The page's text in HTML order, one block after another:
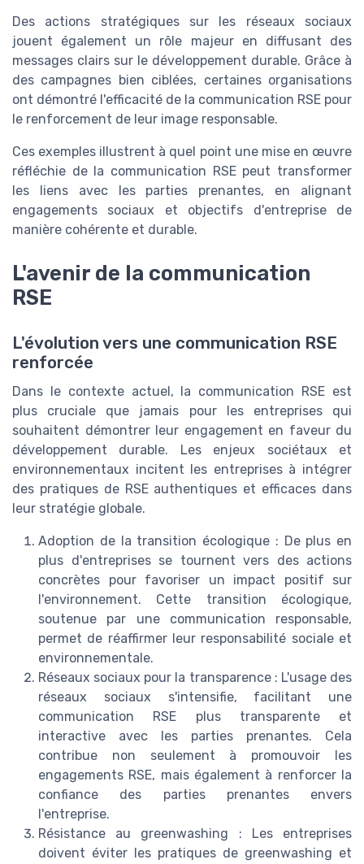
Des actions stratégiques sur les réseaux sociaux
jouent également un rôle majeur en diffusant des
messages clairs sur le développement durable. Grâce à
des campagnes bien ciblées, certaines organisations
ont démontré l'efficacité de la communication RSE pour
le renforcement de leur image responsable.
Ces exemples illustrent à quel point une mise en œuvre
réfléchie de la communication RSE peut transformer
les liens avec les parties prenantes, en alignant
engagements sociaux et objectifs d'entreprise de
manière cohérente et durable.
L'avenir de la communication
RSE
L'évolution vers une communication RSE
renforcée
Dans le contexte actuel, la communication RSE est
plus cruciale que jamais pour les entreprises qui
souhaitent démontrer leur engagement en faveur du
développement durable. Les enjeux sociétaux et
environnementaux incitent les entreprises à intégrer
des pratiques de RSE authentiques et efficaces dans
leur stratégie globale.
Adoption de la transition écologique : De plus en
plus d'entreprises se tournent vers des actions
concrètes pour favoriser un impact positif sur
l'environnement. Cette transition écologique,
soutenue par une communication responsable,
permet de réaffirmer leur responsabilité sociale et
environnementale.
Réseaux sociaux pour la transparence : L'usage des
réseaux sociaux s'intensifie, facilitant une
communication RSE plus transparente et
interactive avec les parties prenantes. Cela
contribue non seulement à promouvoir les
engagements RSE, mais également à renforcer la
confiance des parties prenantes envers
l'entreprise.
Résistance au greenwashing : Les entreprises
doivent éviter les pratiques de greenwashing et